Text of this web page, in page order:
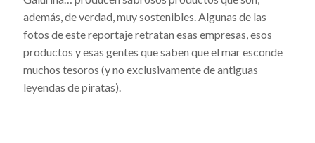
además, de verdad, muy sostenibles. Algunas de las
fotos de este reportaje retratan esas empresas, esos
productos y esas gentes que saben que el mar esconde
muchos tesoros (y no exclusivamente de antiguas
leyendas de piratas).